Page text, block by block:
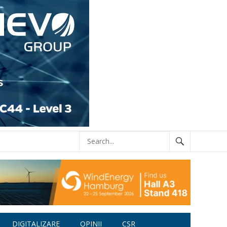
DIGITALIZARE OPINII CSR